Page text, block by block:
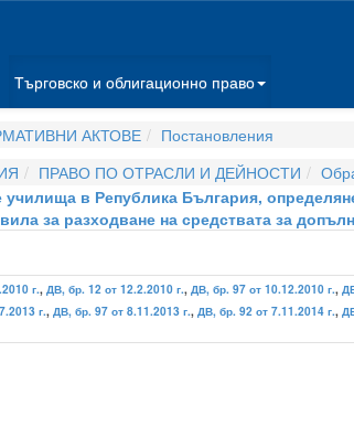
Търговско и облигационно право
АКТОВЕ
Постановления
ПРАВО ПО ОТРАСЛИ И ДЕЙНОСТИ
в Република България,
за разходване на средствата за
г., ДВ, бр. 12 от 12.2.2010 г., ДВ, бр. 97 от 10.12.2010 г.,
г., ДВ, бр. 97 от 8.11.2013 г., ДВ, бр. 92 от 7.11.2014 г.,